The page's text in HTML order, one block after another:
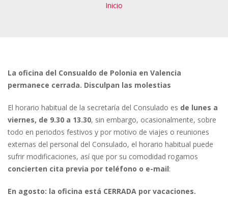
Inicio
La oficina del Consualdo de Polonia en Valencia
permanece cerrada. Disculpan las molestias
El horario habitual de la secretaría del Consulado es de lunes a
viernes, de 9.30 a 13.30, sin embargo, ocasionalmente, sobre
todo en periodos festivos y por motivo de viajes o reuniones
externas del personal del Consulado, el horario habitual puede
sufrir modificaciones, así que por su comodidad rogamos
concierten cita previa por teléfono o e-mail:
En agosto: la oficina está CERRADA por vacaciones.